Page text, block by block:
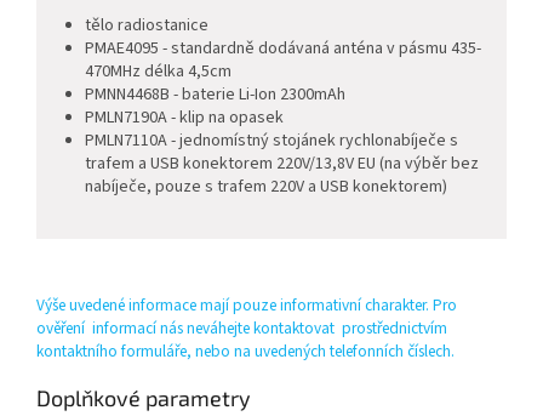
tělo radiostanice
PMAE4095 - standardně dodávaná anténa v pásmu 435-
470MHz délka 4,5cm
PMNN4468B - baterie Li-Ion 2300mAh
PMLN7190A - klip na opasek
PMLN7110A- jednomístný stojánek rychlonabíječe s
trafem a USB konektorem 220V/13,8V EU (na výběr bez
nabíječe, pouze s trafem 220V a USB konektorem)
Výše uvedené informace mají pouze informativní charakter. Pro
ověření informací nás neváhejte kontaktovat prostřednictvím
kontaktního formuláře, nebo na uvedených telefonních číslech.
Doplňkové parametry